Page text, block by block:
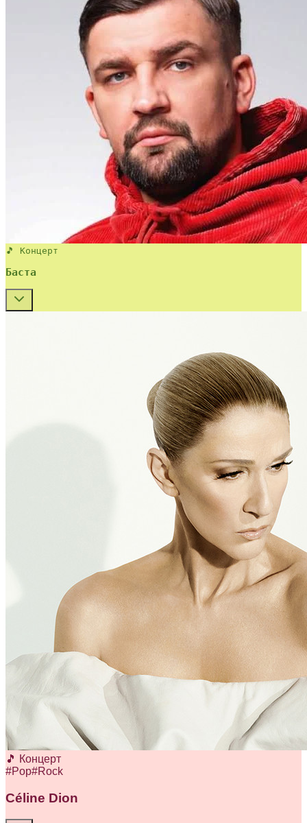
🎵 Концерт
Баста
🎵 Концерт
#Pop#Rock
Céline Dion